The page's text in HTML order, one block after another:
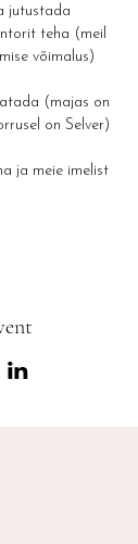
jutustada
teha (meil
võimalus)
(majas on
on Selver)
ja meie imelist